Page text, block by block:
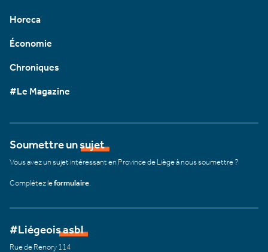
Horeca
Économie
Chroniques
#Le Magazine
Soumettre un sujet
Vous avez un sujet intéressant en Province de Liège à nous soumettre ?
Complétez leformulaire
#Liégeois asbl
Rue de Renory 114